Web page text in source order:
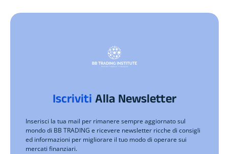
IscrivitiAlla Newsletter
Inserisci la tua mail per rimanere sempre aggiornato sul
mondo di BB TRADING e ricevere newsletter ricche di consigli
ed informazioni per migliorare il tuo modo di operare sui
mercati finanziari.